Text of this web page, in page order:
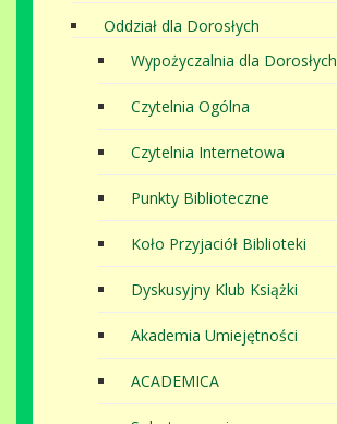
Oddział dla Dorosłych
Wypożyczalnia dla Dorosłych
Czytelnia Ogólna
Czytelnia Internetowa
Punkty Biblioteczne
Koło Przyjaciół Biblioteki
Dyskusyjny Klub Książki
Akademia Umiejętności
ACADEMICA